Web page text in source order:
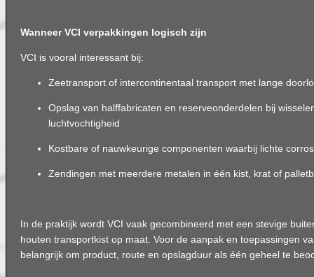
Wanneer VCI verpakkingen logisch zijn
VCI is vooral interessant bij:
Zeetransport of intercontinentaal transport met lange
Opslag van halffabricaten en reserveonderdelen bij
luchtvochtigheid
Kostbare of nauwkeurige componenten waarbij lichte
Zendingen met meerdere metalen in één kist, krat of
In de praktijk wordt VCI vaak gecombineerd met een stevige
houten transportkist op maat. Voor de aanpak en toepassingen
belangrijk om product, route en opslagduur als één geheel te